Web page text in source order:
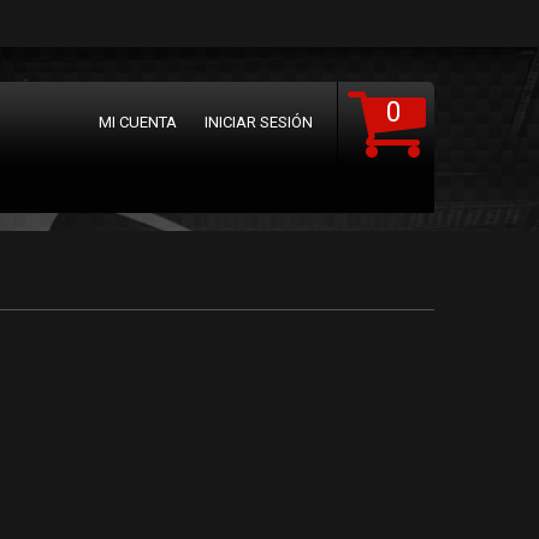
0
MI CUENTA INICIAR SESIÓN